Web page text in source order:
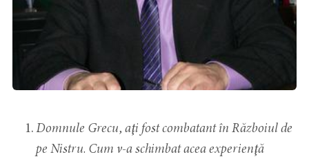
Domnule Grecu, aţi fost combatant în Războiul de
pe Nistru. Cum v-a schimbat acea experienţă